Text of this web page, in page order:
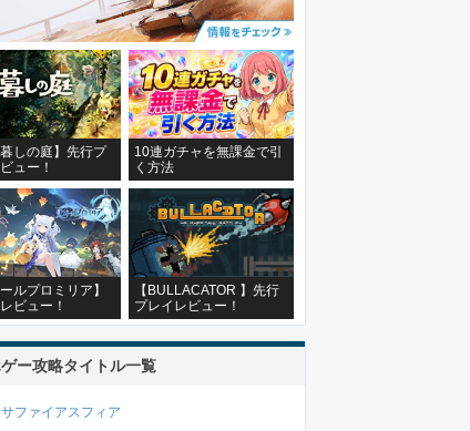
暮しの庭】先行プ
ュー！
10連ガチャを無課金で引
く方法
ールプロミリア】
ビュー！
【BULLACATOR 】先行
プレイレビュー！
ー攻略タイトル一覧
サファイアスフィア